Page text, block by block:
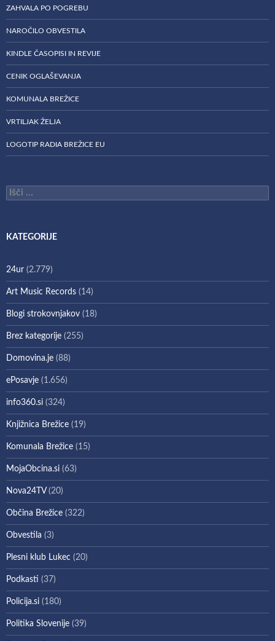
ZAHVALA PO POGREBU
NAROČILO OBVESTILA
KINDLE ČASOPISI IN REVIJE
CENIK OGLAŠEVANJA
KOMUNALA BREŽICE
VRTILJAK ŽELJA
LOGOTIP RADIA BREŽICE EU
Išči:
KATEGORIJE
24ur (2.779)
Art Music Records (14)
Blogi strokovnjakov (18)
Brez kategorije (255)
Domovina.je (88)
ePosavje (1.656)
info360.si (324)
Knjižnica Brežice (19)
Komunala Brežice (15)
MojaObcina.si (63)
Nova24TV(20)
Občina Brežice (322)
Obvestila (3)
Plesni klub Lukec (20)
Podkasti (37)
Policija.si (180)
Politika Slovenije (39)